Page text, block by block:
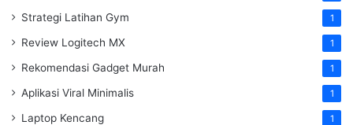
Strategi Latihan Gym 1
Review Logitech MX 1
Rekomendasi Gadget Murah 1
Aplikasi Viral Minimalis 1
Laptop Kencang 1